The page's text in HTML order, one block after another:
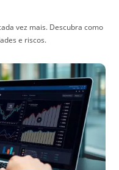
vez mais. Descubra como
e riscos.